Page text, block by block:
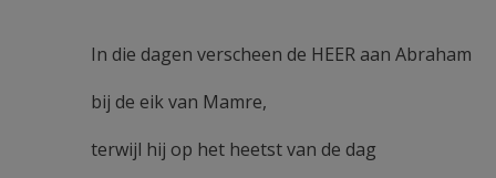
In die dagen verscheen de HEER aan Abraham
bij de eik van Mamre,
terwijl hij op het heetst van de dag